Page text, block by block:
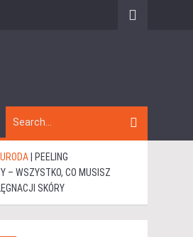
PEELING
– WSZYSTKO, CO MUSISZ
SKÓRY